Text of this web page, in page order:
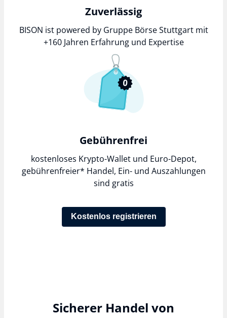
Zuverlässig
BISON ist powered by Gruppe Börse Stuttgart mit
+160 Jahren Erfahrung und Expertise
Gebührenfrei
kostenloses Krypto-Wallet und Euro-Depot,
gebührenfreier* Handel, Ein- und Auszahlungen
sind gratis
Kostenlos registrieren
Sicherer Handel von